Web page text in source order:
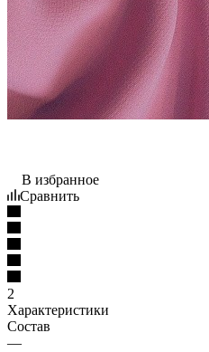
В избранное
Сравнить
2
Характеристики
Состав
—